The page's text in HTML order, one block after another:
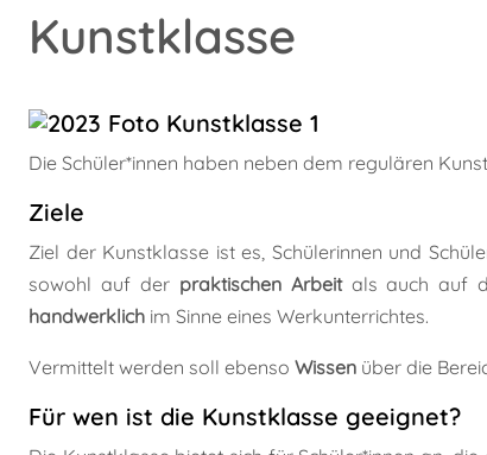
Kunstklasse
Die Schüler*innen haben neben dem regulären
Ziele
Ziel der Kunstklasse ist es, Schülerinnen und
sowohl auf der praktischen Arbeitals auch auf
handwerklich im Sinne eines Werkunterrichtes.
Vermittelt werden soll ebenso Wissen über die
Für wen ist die Kunstklasse geeignet?